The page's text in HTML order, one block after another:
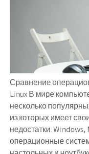
Сравнение
Linux В мире
несколько
из которых имеет
недостатки.
операционные